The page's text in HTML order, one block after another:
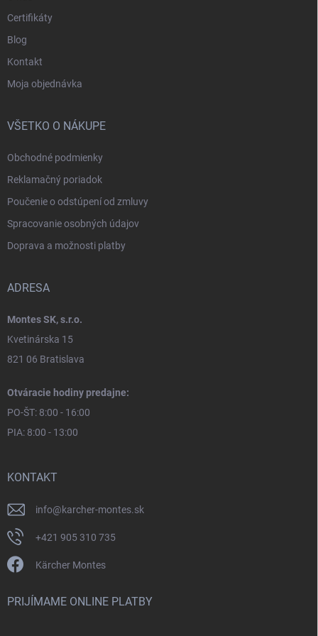
Certifikáty
Blog
Kontakt
Moja objednávka
VŠETKO O NÁKUPE
Obchodné podmienky
Reklamačný poriadok
Poučenie o odstúpení od zmluvy
Spracovanie osobných údajov
Doprava a možnosti platby
ADRESA
Montes SK, s.r.o.
Kvetinárska 15
821 06 Bratislava
Otváracie hodiny predajne:
PO-ŠT: 8:00 - 16:00
PIA: 8:00 - 13:00
KONTAKT
info@karcher-montes.sk
+421 905 310 735
Kärcher Montes
PRIJÍMAME ONLINE PLATBY